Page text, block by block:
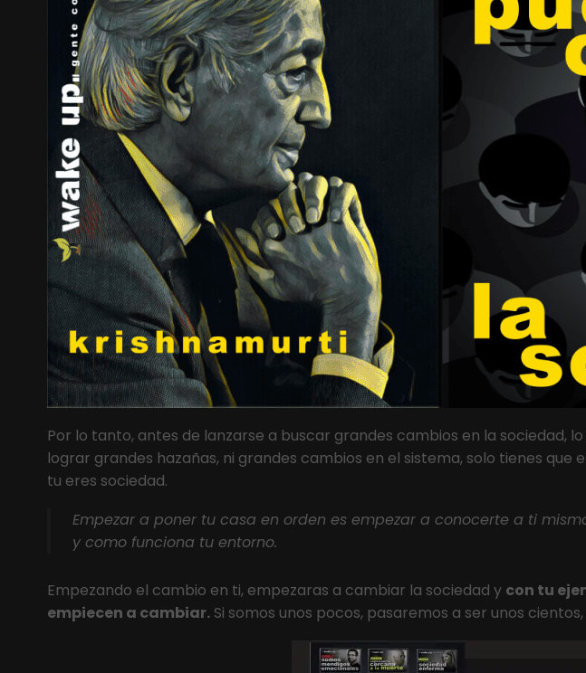
Por lo tanto, antes de lanzarse a buscar grandes cambios en la sociedad,
lograr grandes hazañas, ni grandes cambios en el sistema, solo tienes
tu eres sociedad.
Empezar a poner tu casa en orden es empezar a conocerte a ti
y como funciona tu entorno.
Empezando el cambio en ti, empezaras a cambiar la sociedad y con tu
empiecen a cambiar.Si somos unos pocos, pasaremos a ser unos